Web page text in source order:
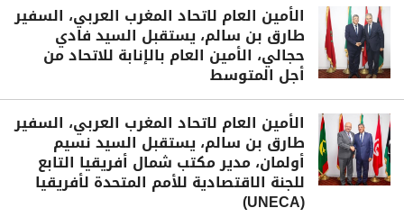
الأمين العام لاتحاد المغرب العربي، السفير
طارق بن سالم، يستقبل السيد فادي
حجالي، الأمين العام بالإنابة للاتحاد من
أجل المتوسط
الأمين العام لاتحاد المغرب العربي، السفير
طارق بن سالم، يستقبل السيد نسيم
أولمان، مدير مكتب شمال أفريقيا التابع
للجنة الاقتصادية للأمم المتحدة لأفريقيا
(UNECA)